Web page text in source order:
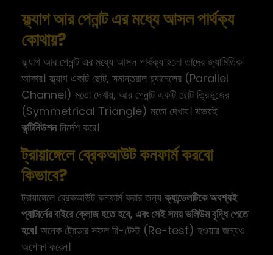
ফ্ল্যাগ আর পেনান্ট এর মধ্যে আসল পার্থক্য
কোথায়?
ফ্ল্যাগ আর পেনান্ট এর মধ্যে আসল পার্থক্য হলো তাদের জ্যামিতিক
আকার। ফ্ল্যাগ একটি ছোট, সমান্তরাল চ্যানেলের (Parallel
Channel) মতো দেখায়, আর পেনান্ট একটি ছোট ত্রিভুজের
(Symmetrical Triangle) মতো দেখায়। উভয়ই
কন্টিনিউশননির্দেশ করে।
ট্রায়াঙ্গেলে ব্রেকআউট কনফার্ম করবো
কিভাবে?
ট্রায়াঙ্গেলে ব্রেকআউট কনফার্ম করার জন্যক্যান্ডেলটিকে অবশ্যই
প্যাটার্নের বাইরে ক্লোজ হতে হবে, এবং সেই সময় ভলিউম বৃদ্ধি পেতে
হবে। অনেক ট্রেডার সফল রি-টেস্ট (Re-test) হওয়ার জন্যও
অপেক্ষা করেন।